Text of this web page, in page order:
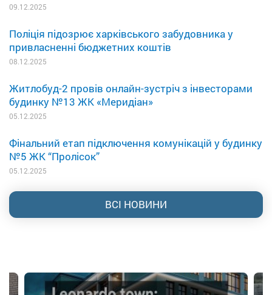
09.12.2025
Поліція підозрює харківського забудовника у
привласненні бюджетних коштів
08.12.2025
Житлобуд-2 провів онлайн-зустріч з інвесторами
будинку №13 ЖК «Меридіан»
05.12.2025
Фінальний етап підключення комунікацій у будинку
№5 ЖК “Пролісок”
05.12.2025
ВСІ НОВИНИ